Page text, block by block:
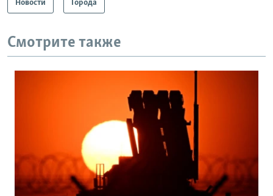
Новости Города
Смотрите также